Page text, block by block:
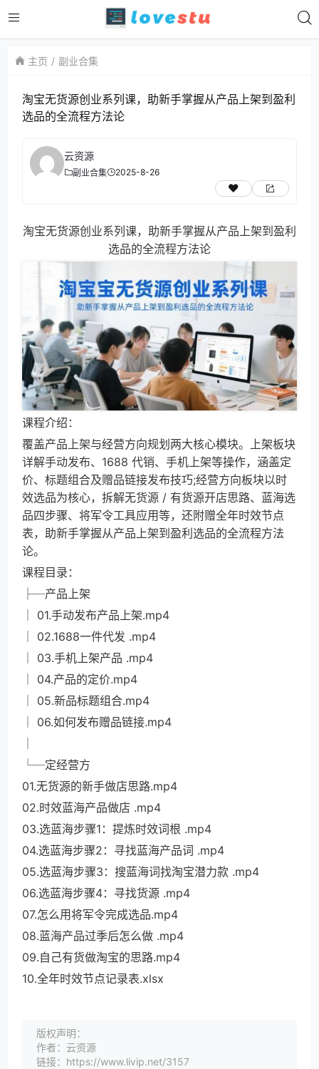
主页 副业合集
淘宝无货源创业系列课，助新手掌握从产品上架到盈利
选品的全流程方法论
云资源
副业合集 2025-8-26
淘宝无货源创业系列课，助新手掌握从产品上架到盈利
选品的全流程方法论
课程介绍：
覆盖产品上架与经营方向规划两大核心模块。上架板块
详解手动发布、1688 代销、手机上架等操作，涵盖定
价、标题组合及赠品链接发布技巧;经营方向板块以时
效选品为核心，拆解无货源 / 有货源开店思路、蓝海选
品四步骤、将军令工具应用等，还附赠全年时效节点
表，助新手掌握从产品上架到盈利选品的全流程方法
论。
课程目录：
├─产品上架
│ 01.手动发布产品上架.mp4
│ 02.1688一件代发 .mp4
│ 03.手机上架产品 .mp4
│ 04.产品的定价.mp4
│ 05.新品标题组合.mp4
│ 06.如何发布赠品链接.mp4
└─定经营方
01.无货源的新手做店思路.mp4
02.时效蓝海产品做店 .mp4
03.选蓝海步骤1：提炼时效词根 .mp4
04.选蓝海步骤2：寻找蓝海产品词 .mp4
05.选蓝海步骤3：搜蓝海词找淘宝潜力款 .mp4
06.选蓝海步骤4：寻找货源 .mp4
07.怎么用将军令完成选品.mp4
08.蓝海产品过季后怎么做 .mp4
09.自己有货做淘宝的思路.mp4
10.全年时效节点记录表.xlsx
版权声明：
作者：云资源
链接：https://www.livip.net/3157